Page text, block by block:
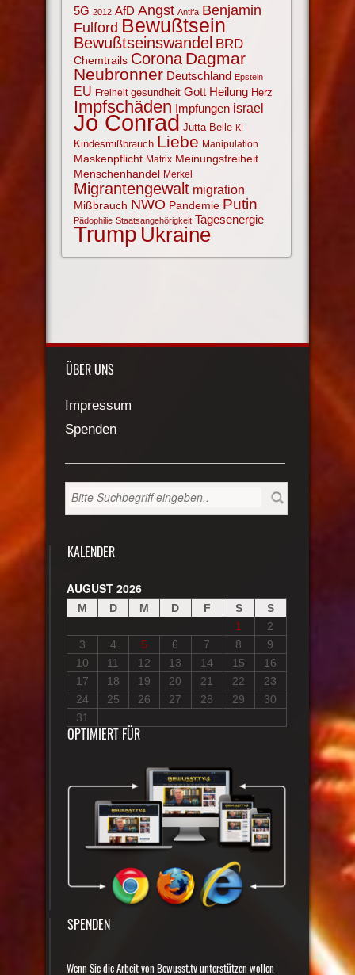
5G 2012 AfD Angst Antifa Benjamin
Fulford Bewußtsein
Bewußtseinswandel BRD
Chemtrails Corona Dagmar
Neubronner Deutschland Epstein
EU Freiheit gesundheit Gott Heilung Herz
Impfschäden Impfungen israel
Jo Conrad Jutta Belle KI
Kindesmißbrauch Liebe Manipulation
Maskenpflicht Matrix Meinungsfreiheit
Menschenhandel Merkel
Migrantengewalt migration
Mißbrauch NWO Pandemie Putin
Pädophilie Staatsangehörigkeit Tagesenergie
Trump Ukraine
ÜBER UNS
Impressum
Spenden
KALENDER
AUGUST 2026
M D M D F S
S
1
2
3
4 5 6 7 8
9
10
11 12 13 14 15
16
17
18 19 20 21 22
23
24
25 26 27 28 29
30
31
OPTIMIERT FÜR
SPENDEN
Wenn Sie die Arbeit von Bewusst.tv unterstützen wollen